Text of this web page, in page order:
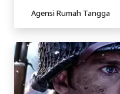
Agensi Rumah Tangga